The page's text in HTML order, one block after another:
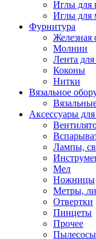
Иглы для
Иглы для
Фурнитура
Железная
Молнии
Лента
Коконы
Нитки
Вязальное
Аксессуары
Лампы,
Мел
Ножницы
Метры,
Отвертки
Пинцеты
Прочее
Пылесосы